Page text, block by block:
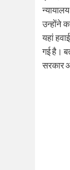
उन्होंने
यहां
गई है।
सरकार